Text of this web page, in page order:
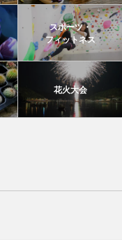
スポーツ・
フィットネス
花火大会